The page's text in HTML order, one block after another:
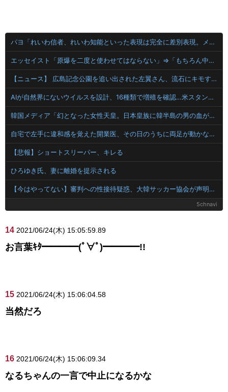
パヨ「れいわ信者、れいわ知能といった表現は完全に差別表現。メディアは放送禁止用語に指定するべき」
エッセイスト「原爆を二度と使わせてはならない」⇒「もちろん中国の核も非難する？」⇒「中国の核は綺麗な核！」
【ニュース】 広島記念公園を追い出された左翼さん、流石にキモすぎて炎上
AIが自然界にないウイルスを設計、16種類で増殖を確認…米スタンフォード大！
韓国メディア「幻となった女性天皇。日本皇族に韓半島の男の血が入る可能性がゼロに・・・」
自宅で左手に違和感を覚えた開業医、その日のうちに両足が動かなくなり入院すると……
【悲報】ショートスリーパー、キレる
ひろゆき氏、妻に離婚を提示される
【今はやってない】審判への性接待疑惑、大韓サッカー協会が声明「現在は一切発生していない」「世界中のサッカー界関係者の皆さんにお詫び」
5chnavi
14 2021/06/24(木) 15:05:59.89
お言葉ｷﾀ━━━━(ﾟ∀ﾟ)━━━━!!
15 2021/06/24(木) 15:06:04.58
当然だろ
16 2021/06/24(木) 15:06:09.34
なるちゃんの一言で中止になるかな